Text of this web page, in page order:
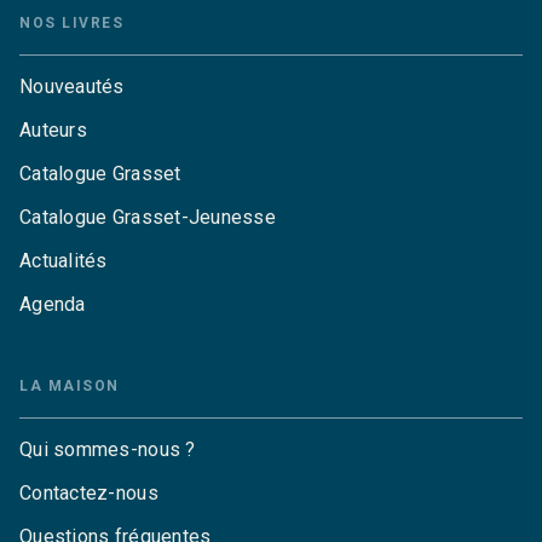
NOS LIVRES
Nouveautés
Auteurs
Catalogue Grasset
Catalogue Grasset-Jeunesse
Actualités
Agenda
LA MAISON
Qui sommes-nous ?
Contactez-nous
Questions fréquentes